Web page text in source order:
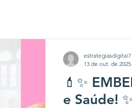
💄✨
e Saúde!
estrategiasdigitai7
13 de out. de 2025